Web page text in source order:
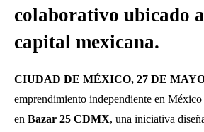
colaborativo ubicado
capital mexicana.
CIUDAD DE MÉXICO, 27 DE
emprendimiento independiente en
en Bazar 25 CDMX, una iniciativa